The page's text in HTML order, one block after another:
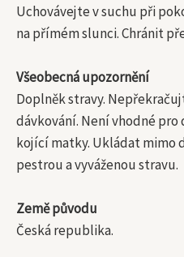
Uchovávejte v suchu při
na přímém slunci. Chránit
Všeobecná upozornění
Doplněk stravy.
dávkování. Není vhodné
kojící matky. Ukládat mimo
pestrou a vyváženou stravu.
Země původu
Česká republika.